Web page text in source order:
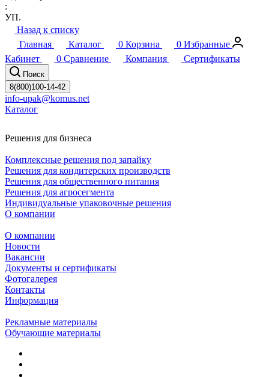
:
УП.
Назад к списку
Главная
Каталог 0 Корзина 0 Избранные
Кабинет
0 Сравнение Компания Сертификаты
Поиск
8(800)100-14-42
info-upak@komus.net
Каталог
Решения для бизнеса
Комплексные решения под запайку
Решения для кондитерских производств
Решения для общественного питания
Решения для агросегмента
Индивидуальные упаковочные решения
О компании
О компании
Новости
Вакансии
Документы и сертификаты
Фотогалерея
Контакты
Информация
Рекламные материалы
Обучающие материалы